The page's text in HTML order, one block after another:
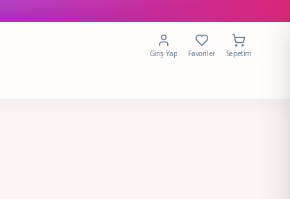
Giriş Yap Favoriler Sepetim